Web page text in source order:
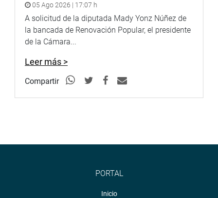
05 Ago 2026 | 17:07 h
A solicitud de la diputada Mady Yonz Núñez de
la bancada de Renovación Popular, el presidente
de la Cámara...
Leer más >
Compartir
PORTAL
Inicio